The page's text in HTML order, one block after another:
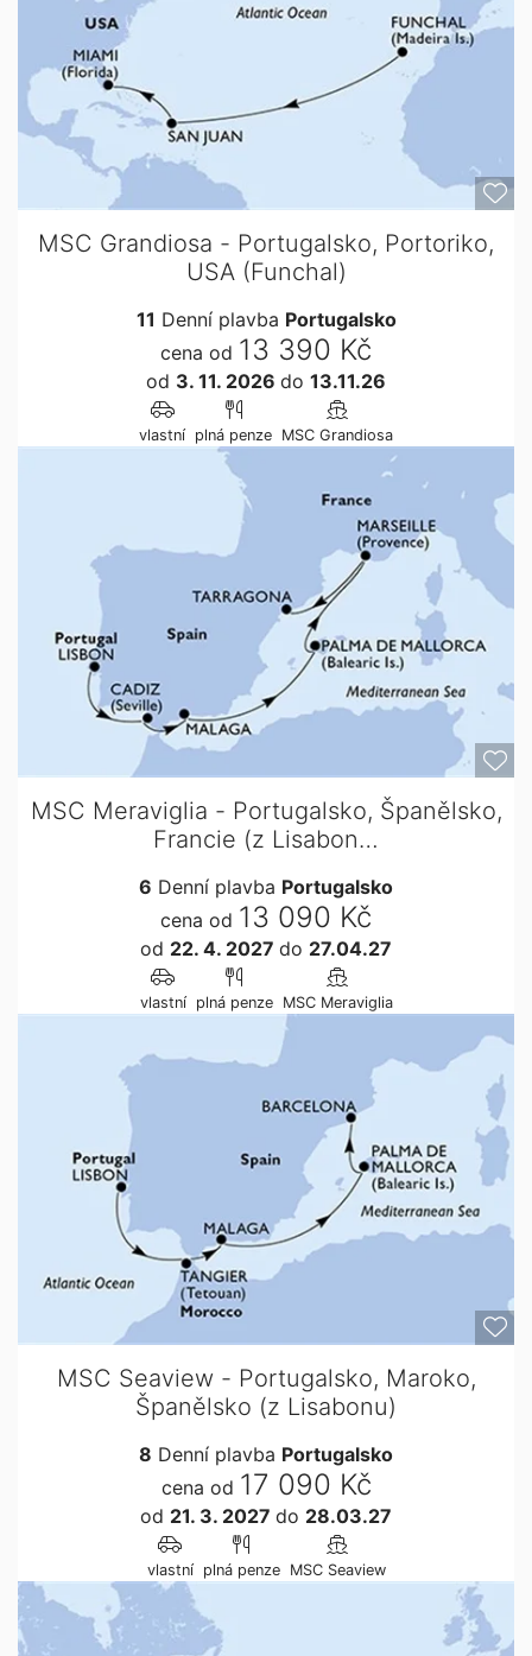
MSC Grandiosa - Portugalsko, Portoriko,
USA (Funchal)
11 Denní plavba Portugalsko
cena od 13 390 Kč
od 3. 11. 2026 do 13.11.26
vlastní plná penze MSC Grandiosa
MSC Meraviglia - Portugalsko, Španělsko,
Francie (z Lisabon…
6 Denní plavba Portugalsko
cena od 13 090 Kč
od 22. 4. 2027 do 27.04.27
vlastní plná penze MSC Meraviglia
MSC Seaview - Portugalsko, Maroko,
Španělsko (z Lisabonu)
8 Denní plavba Portugalsko
cena od 17 090 Kč
od 21. 3. 2027 do 28.03.27
vlastní plná penze MSC Seaview